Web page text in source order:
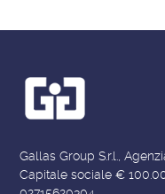
Gallas Group S.r.l.,
Capitale sociale €